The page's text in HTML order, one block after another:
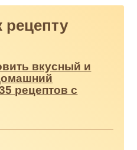
рецепту
вкусный и
рецептов с